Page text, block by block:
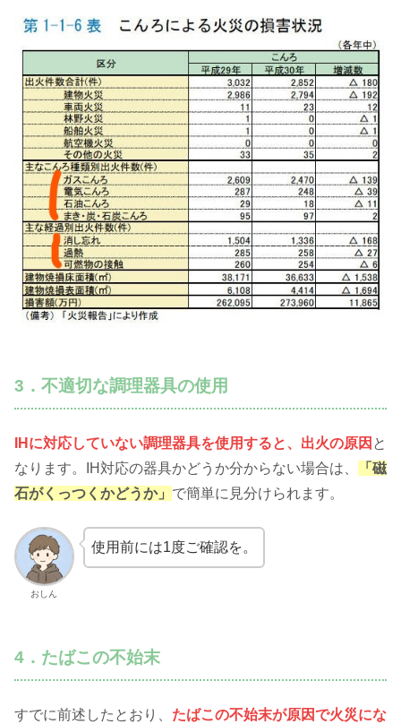
3．不適切な調理器具の使用
IHに対応していない調理器具を使用すると、出火の原因 と
なります。IH対応の器具かどうか分からない場合は、
「磁
石がくっつくかどうか」 で簡単に見分けられます。
おしん
使用前には1度ご確認を。
4．たばこの不始末
すでに前述したとおり、 たばこの不始末が原因で火災にな